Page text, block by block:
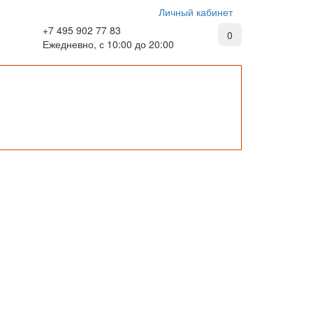
Личный кабинет
+7 495 902 77 83
Ежедневно, с 10:00 до 20:00
0